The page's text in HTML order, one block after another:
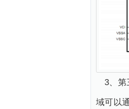
3、第
域可以